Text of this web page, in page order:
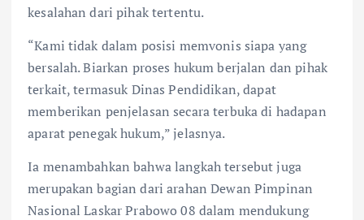
kesalahan dari pihak tertentu.
“Kami tidak dalam posisi memvonis siapa yang
bersalah. Biarkan proses hukum berjalan dan pihak
terkait, termasuk Dinas Pendidikan, dapat
memberikan penjelasan secara terbuka di hadapan
aparat penegak hukum,” jelasnya.
Ia menambahkan bahwa langkah tersebut juga
merupakan bagian dari arahan Dewan Pimpinan
Nasional Laskar Prabowo 08 dalam mendukung